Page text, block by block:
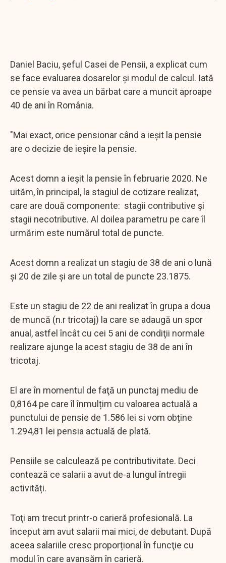
Daniel Baciu, şeful Casei de Pensii, a explicat cum
se face evaluarea dosarelor şi modul de calcul. Iată
ce pensie va avea un bărbat care a muncit aproape
40 de ani în România.
"Mai exact, orice pensionar când a ieşit la pensie
are o decizie de ieșire la pensie.
Acest domn a ieşit la pensie în februarie 2020. Ne
uităm, în principal, la stagiul de cotizare realizat,
care are două componente: stagii contributive şi
stagii necotributive. Al doilea parametru pe care îl
urmărim este numărul total de puncte.
Acest domn a realizat un stagiu de 38 de ani o lună
şi 20 de zile şi are un total de puncte 23.1875.
Este un stagiu de 22 de ani realizat în grupa a doua
de muncă (n.r tricotaj) la care se adaugă un spor
anual, astfel încât cu cei 5 ani de condiţii normale
realizare ajunge la acest stagiu de 38 de ani în
tricotaj.
El are în momentul de faţă un punctaj mediu de
0,8164 pe care îl înmulțim cu valoarea actuală a
punctului de pensie de 1.586 lei si vom obține
1.294,81 lei pensia actuală de plată.
Pensiile se calculează pe contributivitate. Deci
contează ce salarii a avut de-a lungul întregii
activități.
Toţi am trecut printr-o carieră profesională. La
început am avut salarii mai mici, de debutant. După
aceea salariile cresc proporțional în funcţie cu
modul în care avansăm în carieră.